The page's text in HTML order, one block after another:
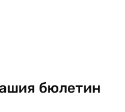
бюлетин